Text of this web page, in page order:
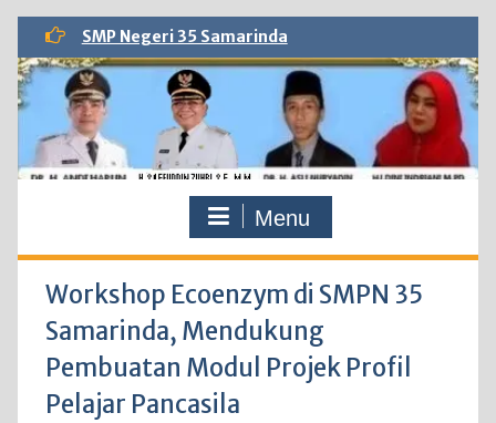
Skip
content
SMP Negeri 35 Samarinda
Menu
Workshop Ecoenzym di SMPN 35
Samarinda, Mendukung
Pembuatan Modul Projek Profil
Pelajar Pancasila